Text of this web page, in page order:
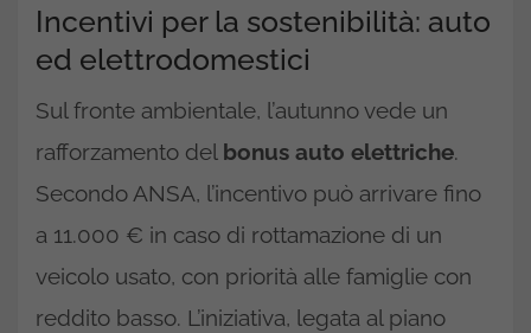
Incentivi per la sostenibilità: auto
ed elettrodomestici
Sul fronte ambientale, l’autunno vede un
rafforzamento del bonus auto elettriche.
Secondo ANSA, l’incentivo può arrivare fino
a 11.000 € in caso di rottamazione di un
veicolo usato, con priorità alle famiglie con
reddito basso. L’iniziativa, legata al piano